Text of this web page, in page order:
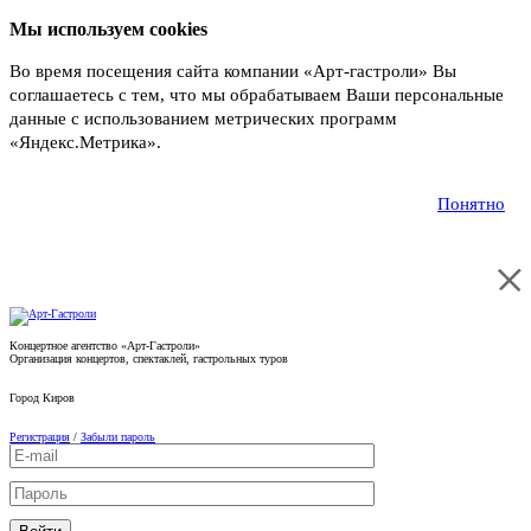
Мы используем cookies
Во время посещения сайта компании «Арт-гастроли» Вы
соглашаетесь с тем, что мы обрабатываем Ваши персональные
данные с использованием метрических программ
«Яндекс.Метрика».
Понятно
Концертное агентство «Арт-Гастроли»
Организация концертов, спектаклей, гастрольных туров
Город Киров
Регистрация / Забыли пароль